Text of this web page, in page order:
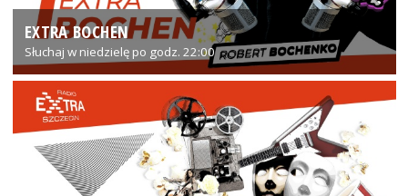
EXTRA BOCHEN
Słuchaj w niedzielę po godz. 22:00